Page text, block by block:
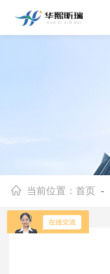
当前位置：首页 -